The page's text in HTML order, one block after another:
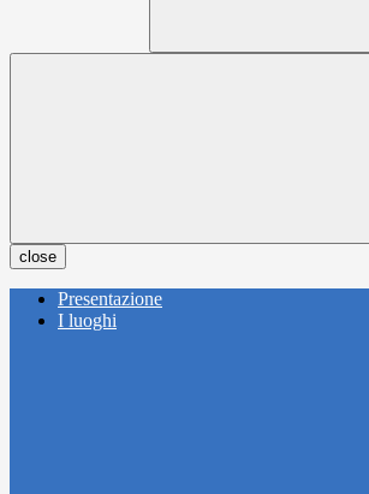
close
Presentazione
I luoghi